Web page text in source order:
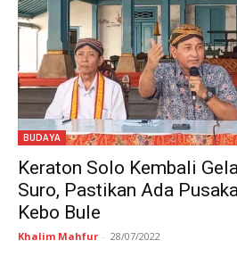
BUDAYA
Keraton Solo Kembali
Suro, Pastikan Ada
Kebo Bule
Khalim Mahfur - 28/07/2022